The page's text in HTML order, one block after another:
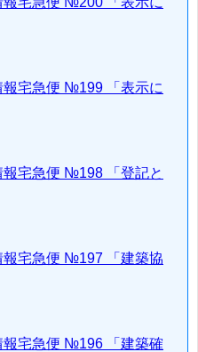
報宅急便 №199 「表示に
報宅急便 №198 「登記と
報宅急便 №197 「建築協
報宅急便 №196 「建築確